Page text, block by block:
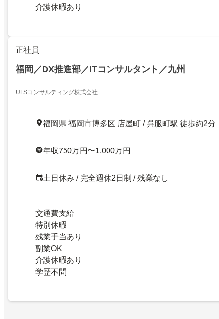
介護休暇あり
正社員
福岡／DX推進部／ITコンサルタント／九州
ULSコンサルティング株式会社
福岡県 福岡市博多区 店屋町 / 呉服町駅 徒歩約2分
年収750万円〜1,000万円
土日休み / 完全週休2日制 / 残業なし
交通費支給
特別休暇
残業手当あり
副業OK
介護休暇あり
学歴不問